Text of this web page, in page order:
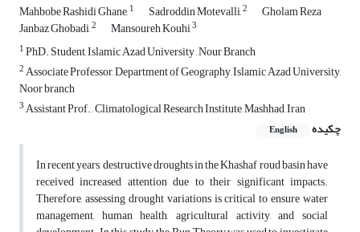
Mahbobe Rashidi Ghane,1 Sadroddin Motevalli,2 Gholam Reza
Janbaz Ghobadi,2 Mansoureh Kouhi3
1PhD. Student, Islamic Azad University , Nour Branch
2Associate Professor, Department of Geography, Islamic Azad University,
Noor branch
3Assistant Prof. , Climatological Research Institute, Mashhad, Iran
چکیده
English
In recent years, destructive droughts in the Khashaf roud basin have
received increased attention due to their significant impacts.
Therefore, assessing drought variations is critical to ensure water
management, human health, agricultural activity, and social